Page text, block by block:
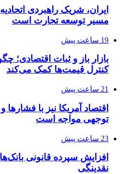
ایران، شریک راهبردی
مسیر توسعه تجارت است
19 ساعت پیش
بازار باز و ثبات اقتصادی؛
کنترل قیمت‌ها کمک می‌کند
21 ساعت پیش
اقتصاد آمریکا نیز با
توجهی مواجه است
23 ساعت پیش
افزایش سپرده قانونی
نقدینگی